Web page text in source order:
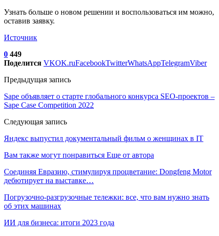
Узнать больше о новом решении и воспользоваться им можно,
оставив заявку.
Источник
0 449
Поделится VKOK.ruFacebookTwitterWhatsAppTelegramViber
Предыдущая запись
Sape объявляет о старте глобального конкурса SEO-проектов –
Sape Case Competition 2022
Следующая запись
Яндекс выпустил документальный фильм о женщинах в IT
Вам также могут понравиться Еще от автора
Соединяя Евразию, стимулируя процветание: Dongfeng Motor
дебютирует на выставке…
Погрузочно-разгрузочные тележки: все, что вам нужно знать
об этих машинах
ИИ для бизнеса: итоги 2023 года